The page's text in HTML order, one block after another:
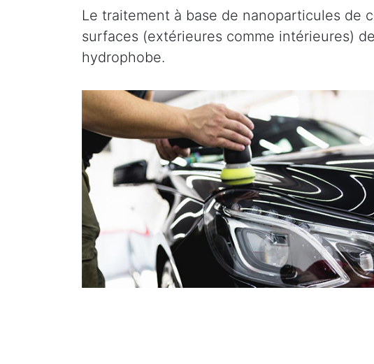
Le traitement à base de nanoparticules de
surfaces (extérieures comme intérieures)
hydrophobe.